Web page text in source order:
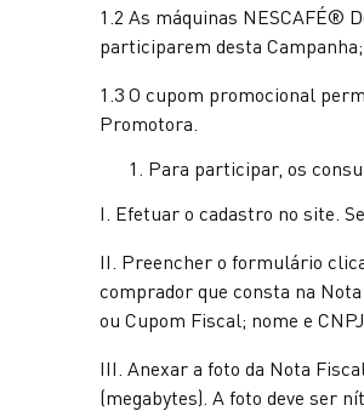
1.2 As máquinas NESCAFÉ®
participarem desta Campanha;
1.3 O cupom promocional
Promotora.
Para participar, os
I. Efetuar o cadastro no site.
II. Preencher o formulário
comprador que consta na
ou Cupom Fiscal; nome e
III. Anexar a foto da Nota
(megabytes). A foto deve ser